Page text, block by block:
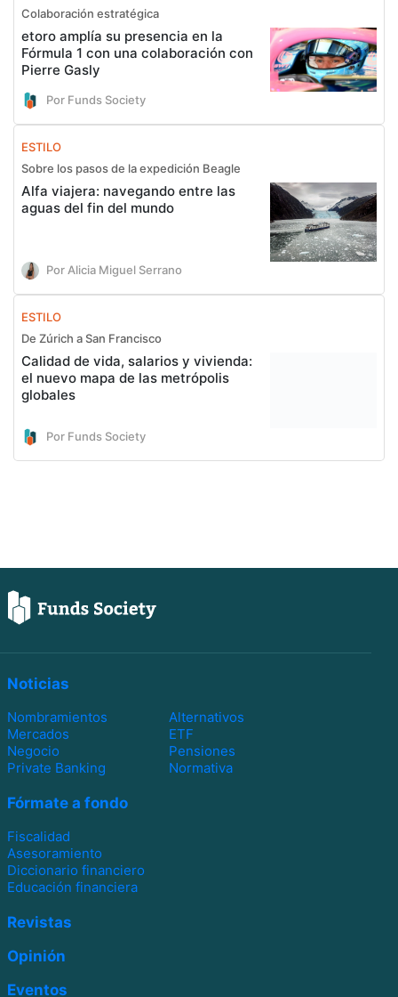
Colaboración estratégica
etoro amplía su presencia en la
Fórmula 1 con una colaboración con
Pierre Gasly
Por Funds Society
ESTILO
Sobre los pasos de la expedición Beagle
Alfa viajera: navegando entre las
aguas del fin del mundo
Por Alicia Miguel Serrano
ESTILO
De Zúrich a San Francisco
Calidad de vida, salarios y vivienda:
el nuevo mapa de las metrópolis
globales
Por Funds Society
Noticias
Nombramientos
Alternativos
Mercados
ETF
Negocio
Pensiones
Private Banking
Normativa
Fórmate a fondo
Fiscalidad
Asesoramiento
Diccionario financiero
Educación financiera
Revistas
Opinión
Eventos